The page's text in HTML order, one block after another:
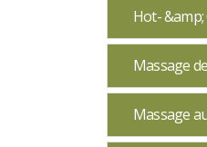
Hot-
Massage
Massage